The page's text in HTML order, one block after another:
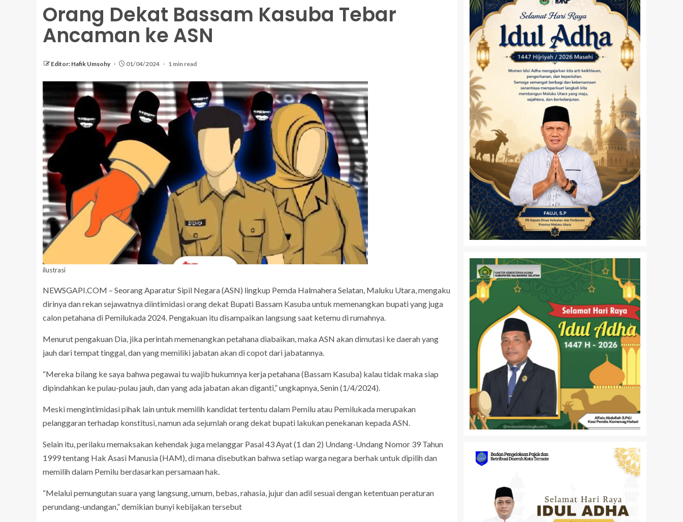
Orang Dekat Bassam Kasuba Tebar
Ancaman ke ASN
Editor: Hafik Umsohy 01/04/2024 1 min read
ilustrasi
NEWSGAPI.COM – Seorang Aparatur Sipil Negara (ASN) lingkup Pemda Halmahera Selatan, Maluku Utara, mengaku
dirinya dan rekan sejawatnya diintimidasi orang dekat Bupati Bassam Kasuba untuk memenangkan bupati yang juga
calon petahana di Pemilukada 2024. Pengakuan itu disampaikan langsung saat ketemu di rumahnya.
Menurut pengakuan Dia, jika perintah memenangkan petahana diabaikan, maka ASN akan dimutasi ke daerah yang
jauh dari tempat tinggal, dan yang memiliki jabatan akan di copot dari jabatannya.
“Mereka bilang ke saya bahwa pegawai tu wajib hukumnya kerja petahana (Bassam Kasuba) kalau tidak maka siap
dipindahkan ke pulau-pulau jauh, dan yang ada jabatan akan diganti,” ungkapnya, Senin (1/4/2024).
Meski mengintimidasi pihak lain untuk memilih kandidat tertentu dalam Pemilu atau Pemilukada merupakan
pelanggaran terhadap konstitusi, namun ada sejumlah orang dekat bupati lakukan penekanan kepada ASN.
Selain itu, perilaku memaksakan kehendak juga melanggar Pasal 43 Ayat (1 dan 2) Undang-Undang Nomor 39 Tahun
1999 tentang Hak Asasi Manusia (HAM), di mana disebutkan bahwa setiap warga negara berhak untuk dipilih dan
memilih dalam Pemilu berdasarkan persamaan hak.
“Melalui pemungutan suara yang langsung, umum, bebas, rahasia, jujur dan adil sesuai dengan ketentuan peraturan
perundang-undangan,” demikian bunyi kebijakan tersebut